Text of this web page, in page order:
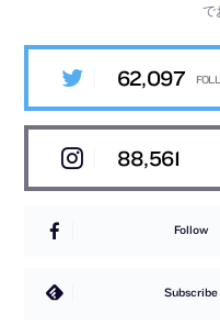
で
62,097
88,561
Follow
Subscribe